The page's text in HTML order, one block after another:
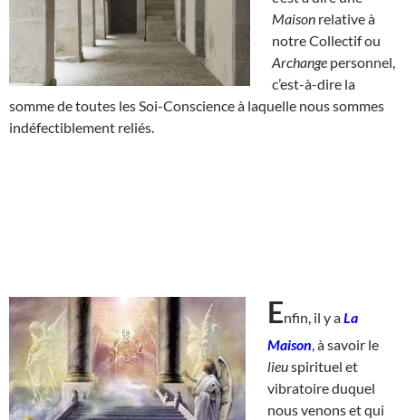
Maison relative à
notre Collectif ou
Archange personnel,
c’est-à-dire la
somme de toutes les Soi-Conscience à laquelle nous sommes
indéfectiblement reliés.
Enfin, il y aLa
Maison , à savoir le
lieuspirituel et
vibratoire duquel
nous venons et qui